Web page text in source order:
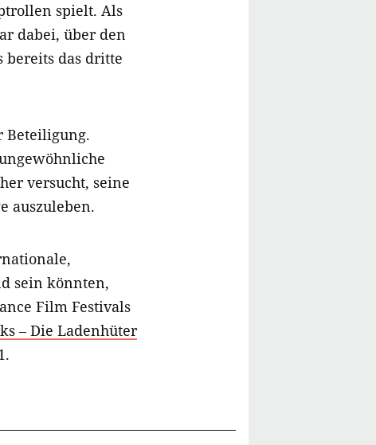
spielt. Als
dabei, über den
bereits das dritte
Beteiligung.
versucht, seine
auszuleben.
sein könnten,
Film Festivals
– Die Ladenhüter